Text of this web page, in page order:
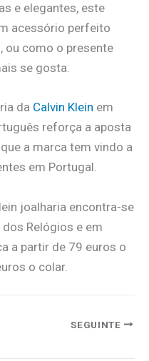
e elegantes, este
acessório perfeito
ou como o presente
se gosta.
da Calvin Klein em
reforça a aposta
a marca tem vindo a
em Portugal.
joalharia encontra-se
Relógios e em
a partir de 79 euros o
o colar.
SEGUINTE